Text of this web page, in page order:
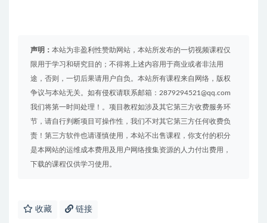
声明： 本站为非盈利性赞助网站，本站所发布的一切视频课程仅
限用于学习和研究目的；不得将上述内容用于商业或者非法用
途，否则，一切后果请用户自负。本站所有课程来自网络，版权
争议与本站无关。如有侵权请联系邮箱：2879294521@qq.com
我们将第一时间处理！。项目教程如涉及其它第三方收费服务环
节，请自行判断项目可操作性，我们不对其它第三方任何收费负
责！第三方软件也请谨慎使用，本站不出售课程，你支付的积分
是本网站的运维成本费用及用户网络搜集资源的人力付出费用，
下载的课程仅供学习使用。
收藏 链接